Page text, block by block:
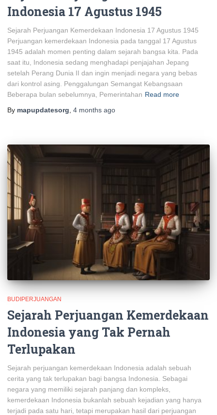
Indonesia 17 Agustus 1945
Sejarah Perjuangan Kemerdekaan Indonesia 17 Agustus 1945
Perjuangan kemerdekaan Indonesia pada tanggal 17 Agustus
1945 adalah momen penting dalam sejarah bangsa kita. Pada
saat itu, Indonesia sedang menghadapi penjajahan Jepang
setelah Perang Dunia II dan ingin menjadi negara yang bebas
dari kontrol asing. Penggalungan Semangat Kebangsaan
Beberapa bulan sebelumnya, Pemerintahan Read more
By mapupdatesorg, 4 months ago
BUDIPERJUANGAN
Sejarah Perjuangan Kemerdekaan
Indonesia yang Tak Pernah
Terlupakan
Sejarah perjuangan kemerdekaan Indonesia adalah sebuah
cerita yang tak terlupakan bagi bangsa Indonesia. Sebagai
negara yang memiliki sejarah panjang dan kompleks,
kemerdekaan Indonesia bukanlah sebuah kejadian yang hanya
terjadi pada satu hari, tetapi merupakan hasil dari perjuangan